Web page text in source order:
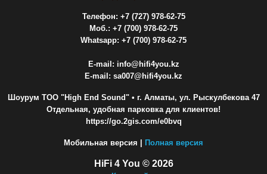
Телефон: +7 (727) 978-62-75
Моб.: +7 (700) 978-62-75
Whatsapp: +7 (700) 978-62-75
E-mail: info@hifi4you.kz
E-mail: sa007@hifi4you.kz
Шоурум ТОО "High End Sound"• г. Алматы, ул. Рыскулбекова 47
Отдельная, удобная парковка для клиентов!
https://go.2gis.com/e0bvq
Мобильная версия | Полная версия
HiFi 4 You © 2026